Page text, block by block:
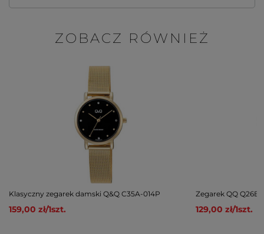
ZOBACZ RÓWNIEŻ
Klasyczny zegarek damski Q&Q C35A-014P
159,00 zł/1szt.
Zegarek QQ
129,00 zł/1szt.